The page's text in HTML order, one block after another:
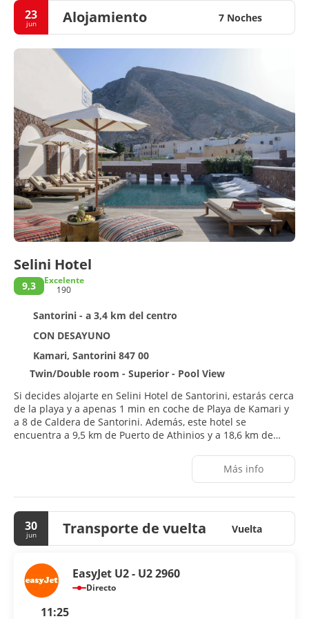
23
jun Alojamiento 7 Noches
Selini Hotel
9,3
Excelente
190
Santorini - a 3,4 km del centro
CON DESAYUNO
Kamari, Santorini 847 00
Twin/Double room - Superior - Pool View
Si decides alojarte en Selini Hotel de Santorini, estarás cerca
de la playa y a apenas 1 min en coche de Playa de Kamari y
a 8 de Caldera de Santorini. Además, este hotel se
encuentra a 9,5 km de Puerto de Athinios y a 18,6 km de
Con piscina al aire libre de temporada y muchas otras
instalaciones recreativas a tu disposición, no te quedará ni
un minuto libre. Tienes también una terraza y jardín donde
sentarte a contemplar el paisaje. Otros servicios de este
hotel de estilo mediterráneo incluyen conexión a Internet
wifi gratis y servicios de conserjería.
Te sentirás como en tu propia casa en cualquiera de las 30
habitaciones con aire acondicionado, frigorífico y Smart TV.
Las habitaciones disponen de balcón. La conexión wifi gratis
te mantendrá en contacto con los tuyos. Además, podrás
Más info
30
jun Transporte de vuelta Vuelta
EasyJet U2 - U2 2960
Directo
11:25